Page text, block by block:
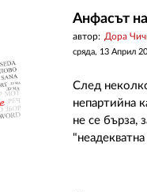
Анфасът
автор: Дора
сряда, 13 Април
След
непартийна
не се бърза,